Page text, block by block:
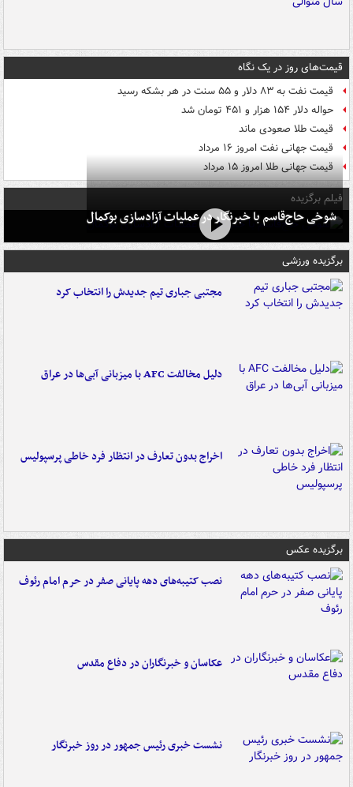
قیمت‌های روز در یک نگاه
قیمت نفت به ۸۳ دلار و ۵۵ سنت در هر بشکه رسید
حواله دلار ۱۵۴ هزار و ۴۵۱ تومان شد
قیمت طلا صعودی ماند
قیمت جهانی نفت امروز ۱۶ مرداد
قیمت جهانی طلا امروز ۱۵ مرداد
فیلم برگزیده
شوخی حاج‌قاسم با خبرنگار در عملیات آزادسازی بوکمال
برگزیده ورزشی
مجتبی جباری تیم جدیدش را انتخاب کرد
دلیل مخالفت AFC با میزبانی آبی‌ها در عراق
اخراج بدون تعارف در انتظار فرد خاطی پرسپولیس
برگزیده عکس
نصب کتیبه‌های دهه پایانی صفر در حرم امام رئوف
عکاسان و خبرنگاران در دفاع مقدس
نشست خبری رئیس جمهور در روز خبرنگار